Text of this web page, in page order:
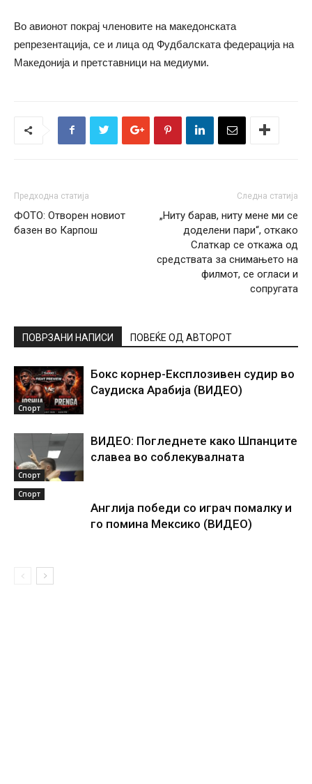
Во авионот покрај членовите на македонската
репрезентација, се и лица од Фудбалската федерација на
Македонија и претставници на медиуми.
Предходна статија
ФОТО: Отворен новиот
базен во Карпош
Следна статија
„Ниту барав, ниту мене ми се
доделени пари“, откако
Слаткар се откажа од
средствата за снимањето на
филмот, се огласи и
сопругата
ПОВРЗАНИ НАПИСИ ПОВЕЌЕ ОД АВТОРОТ
Спорт
Бокс корнер-Експлозивен судир во
Саудиска Арабија (ВИДЕО)
Спорт
ВИДЕО: Погледнете како Шпанците
славеа во соблекувалната
Спорт
Англија победи со играч помалку и
го помина Мексико (ВИДЕО)